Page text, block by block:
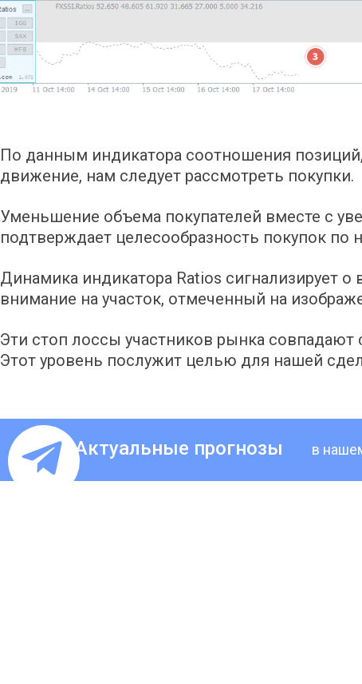
По данным индикатора соотношения
движение, нам следует рассмотреть покупки.
Уменьшение объема покупателей вместе с
подтверждает целесообразность покупок по
Динамика индикатора Ratios сигнализирует
внимание на участок, отмеченный на
Эти стоп лоссы участников рынка
Этот уровень послужит целью для нашей
Актуальные прогнозы в